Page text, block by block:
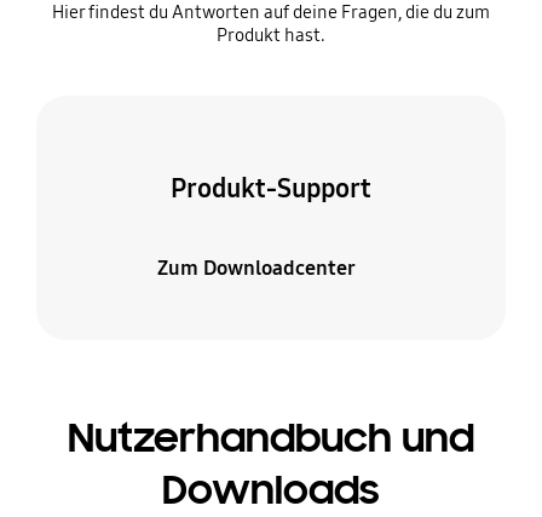
Hier findest du Antworten auf deine Fragen, die du zum
Produkt hast.
Produkt-Support
Zum Downloadcenter
Nutzerhandbuch und
Downloads